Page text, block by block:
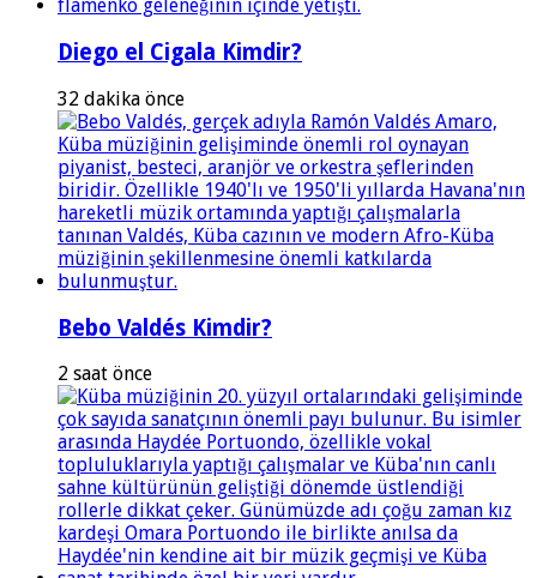
Diego el Cigala Kimdir?
32 dakika önce
Bebo Valdés Kimdir?
2 saat önce